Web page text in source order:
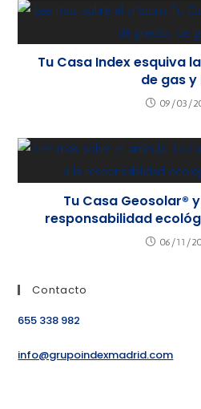
Tu Casa Index esquiva
de gas y
09/03/
Tu Casa Geosolar®
responsabilidad
06/11/
Contacto
655 338 982
info@grupoindexmadrid.com